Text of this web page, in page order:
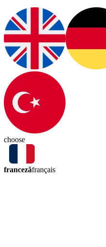
choose
francezăfrançais